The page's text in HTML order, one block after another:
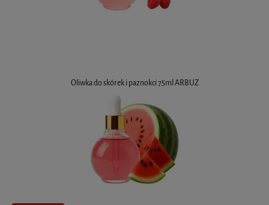
Oliwka do skórek i paznokci 75ml ARBUZ